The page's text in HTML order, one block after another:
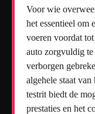
Voor wie
het essentieel om
voeren voordat
auto zorgvuldig te
verborgen
algehele staat
testrit biedt de
prestaties en het